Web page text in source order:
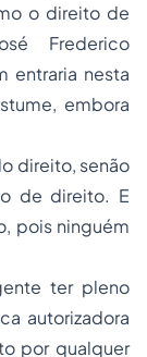
o direito de
Frederico
entraria nesta
embora
direito, senão
de direito. E
pois ninguém
ter pleno
autorizadora
por qualquer